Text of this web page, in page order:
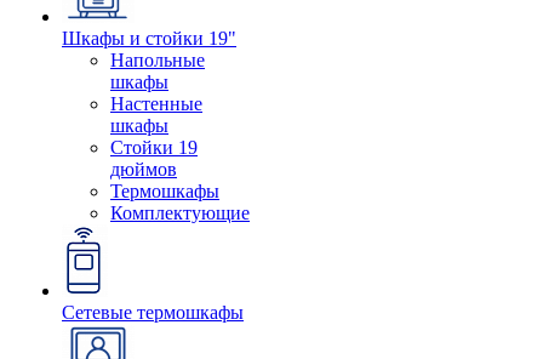
Шкафы и стойки 19"
Напольные
шкафы
Настенные
шкафы
Стойки 19
дюймов
Термошкафы
Комплектующие
Сетевые термошкафы